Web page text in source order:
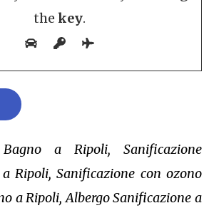
the key.
a Ripoli, Sanificazione
Ripoli, Sanificazione con ozono
a Ripoli, Albergo Sanificazione a